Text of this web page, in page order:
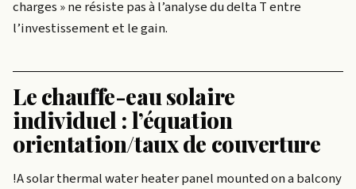
charges » ne résiste pas à l’analyse du delta T entre
l’investissement et le gain.
Le chauffe-eau solaire
individuel : l’équation
orientation/taux de couverture
!A solar thermal water heater panel mounted on a balcony